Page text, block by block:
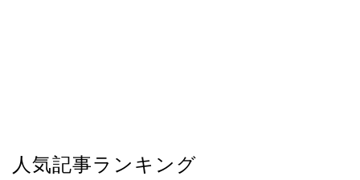
人気記事ランキング